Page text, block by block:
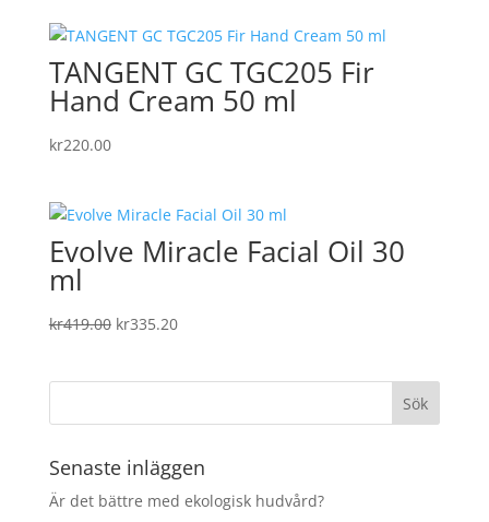
TANGENT GC TGC205 Fir
Hand Cream 50 ml
kr220.00
Evolve Miracle Facial Oil 30
ml
kr419.00 Det
kr419.00.
kr335.20Det
kr335.20.
Senaste inläggen
Är det bättre med ekologisk hudvård?